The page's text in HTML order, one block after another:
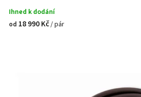
Ihned k dodání
od 18 990 Kč/ pár